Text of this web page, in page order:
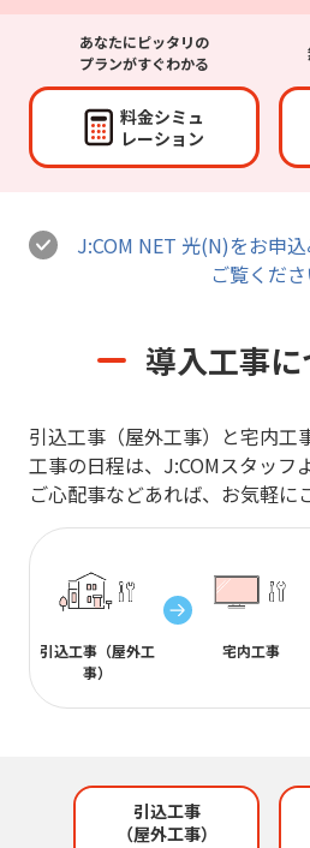
あなたにピッタリの
プランがすぐわかる
料金シミュ
レーション
J:COM NET 光(N)をお申
ご覧くださ
導入工事に
引込工事（屋外工事）と宅内工
工事の日程は、J:COMスタッフ
ご心配事などあれば、お気軽に
引込工事 （屋外工
事）
宅内工事
引込工事
（屋外工事）